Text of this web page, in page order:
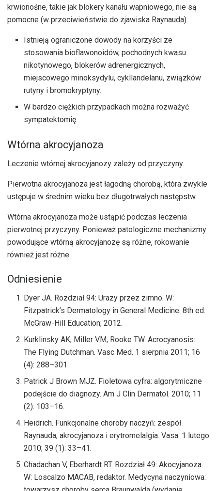
krwionośne, takie jak blokery kanału wapniowego, nie są
pomocne (w przeciwieństwie do zjawiska Raynauda).
Istnieją ograniczone dowody na korzyści ze
stosowania bioflawonoidów, pochodnych kwasu
nikotynowego, blokerów adrenergicznych,
miejscowego minoksydylu, cykllandelanu, związków
rutyny i bromokryptyny.
W bardzo ciężkich przypadkach można rozważyć
sympatektomię.
Wtórna akrocyjanoza
Leczenie wtórnej akrocyjanozy zależy od przyczyny.
Pierwotna akrocyjanoza jest łagodną chorobą, która zwykle
ustępuje w średnim wieku bez długotrwałych następstw.
Wtórna akrocyjanoza może ustąpić podczas leczenia
pierwotnej przyczyny. Ponieważ patologiczne mechanizmy
powodujące wtórną akrocyjanozę są różne, rokowanie
również jest różne.
Odniesienie
Dyer JA. Rozdział 94: Urazy przez zimno. W:
Fitzpatrick’s Dermatology in General Medicine. 8th ed.
McGraw-Hill Education; 2012.
Kurklinsky AK, Miller VM, Rooke TW. Acrocyanosis:
The Flying Dutchman. Vasc Med. 1 sierpnia 2011; 16
(4): 288–301.
Patrick J Brown MJZ. Fioletowa cyfra: algorytmiczne
podejście do diagnozy. Am J Clin Dermatol. 2010; 11
(2): 103–16.
Heidrich. Funkcjonalne choroby naczyń: zespół
Raynauda, ​​akrocyjanoza i erytromelalgia. Vasa. 1 lutego
2010; 39 (1): 33–41.
Chadachan V, Eberhardt RT. Rozdział 49: Akocyjanoza.
W: Loscalzo MACAB, redaktor. Medycyna naczyniowa: